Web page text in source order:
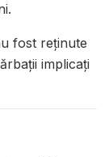
fost reţinute
implicaţi